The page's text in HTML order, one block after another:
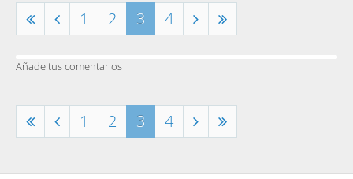
1 2 3 4
Añade tus comentarios
1 2 3 4